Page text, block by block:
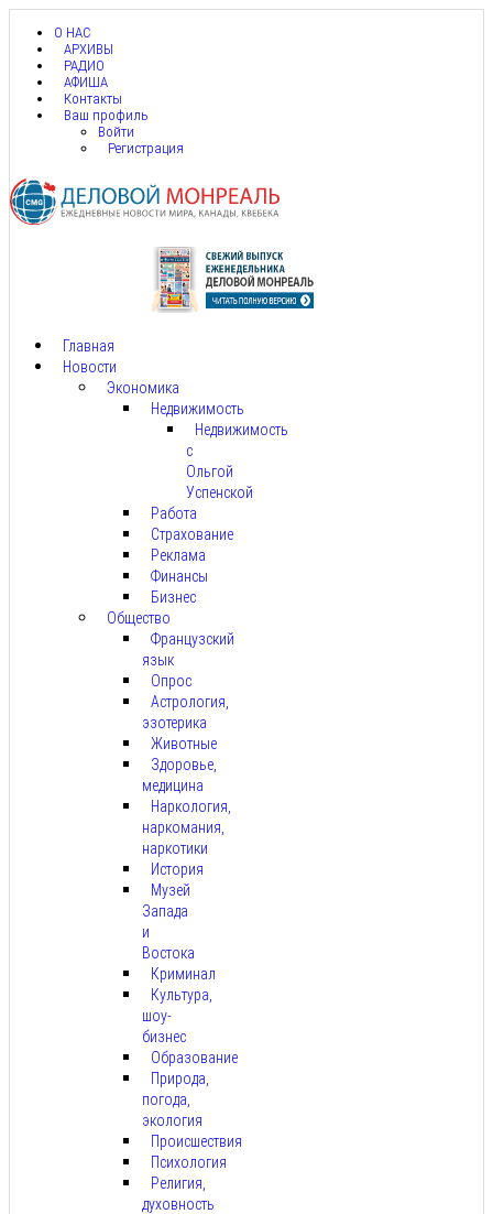
О НАС
АРХИВЫ
РАДИО
АФИША
Контакты
Ваш профиль
Войти
Регистрация
Главная
Новости
Экономика
Недвижимость
Недвижимость
с
Ольгой
Успенской
Работа
Страхование
Реклама
Финансы
Бизнес
Общество
Французский
язык
Опрос
Астрология,
эзотерика
Животные
Здоровье,
медицина
Наркология,
наркомания,
наркотики
История
Музей
Запада
и
Востока
Криминал
Культура,
шоу-
бизнес
Образование
Природа,
погода,
экология
Происшествия
Психология
Религия,
духовность